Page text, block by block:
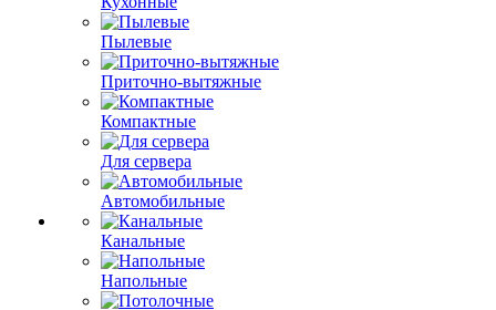
Пылевые
Приточно-вытяжные
Компактные
Для сервера
Автомобильные
Канальные
Напольные